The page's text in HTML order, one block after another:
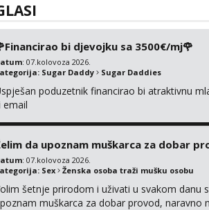
bi djevojku sa 3500€/mj🌹
: 07.kolovoza 2026.
Sugar Daddy Sugar Daddies
poduzetnik financirao bi atraktivnu
email
da upoznam muškarca za dobar
: 07.kolovoza 2026.
Sex Ženska osoba traži mušku osobu
šetnje prirodom i uživati u svakom danu
muškarca za dobar provod, naravno